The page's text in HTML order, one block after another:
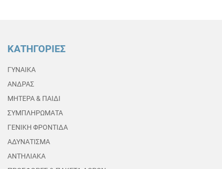
ΚΑΤΗΓΟΡΙΕΣ
ΓΥΝΑΙΚΑ
ΑΝΔΡΑΣ
ΜΗΤΕΡΑ & ΠΑΙΔΙ
ΣΥΜΠΛΗΡΩΜΑΤΑ
ΓΕΝΙΚΗ ΦΡΟΝΤΙΔΑ
ΑΔΥΝΑΤΙΣΜΑ
ΑΝΤΗΛΙΑΚΑ